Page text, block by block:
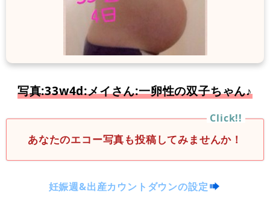
写真:33w4d:メイさん:一卵性の双子ちゃん♪
あなたのエコー写真も投稿してみませんか！
妊娠週&出産カウントダウンの設定